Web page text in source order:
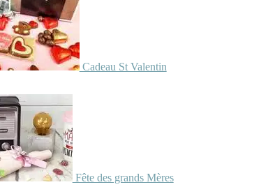
Cadeau St Valentin
Fête des grands Mères